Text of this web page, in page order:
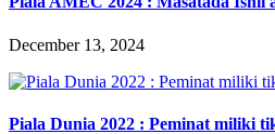
December 13, 2024
Piala Dunia 2022 : Peminat miliki